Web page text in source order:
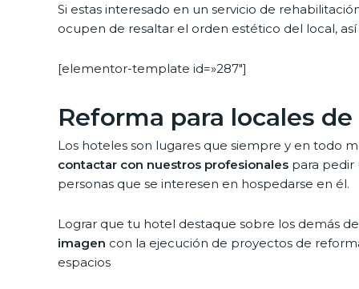
Si estas interesado en un servicio de
ocupen de resaltar el orden estético del local,
[elementor-template id=»287″]
Reforma para locales
Los hoteles son lugares que siempre y en todo
contactar con nuestros profesionales para pedir
personas que se interesen en hospedarse en él.
Lograr que tu hotel destaque sobre los demás
imagen con la ejecución de proyectos de
espacios